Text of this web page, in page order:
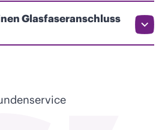
Glasfaseranschluss